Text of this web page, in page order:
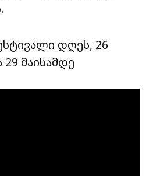
დღეს, 26
29 მაისამდე